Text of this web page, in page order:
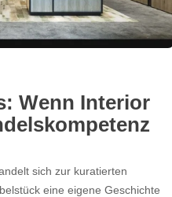
Wenn Interior
sich zur kuratierten
eine eigene Geschichte